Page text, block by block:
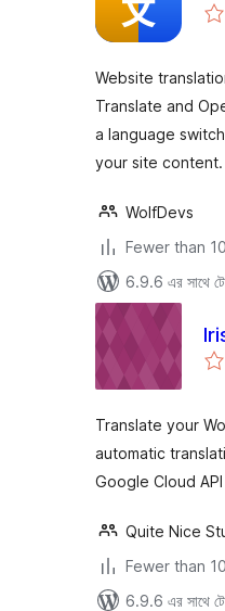
Website
Translate and
a language
your site content.
WolfDevs
Fewer than
6.9.6 এর সাথে
Translate your
automatic
Google Cloud
Quite Nice
Fewer than
6.9.6 এর সাথে